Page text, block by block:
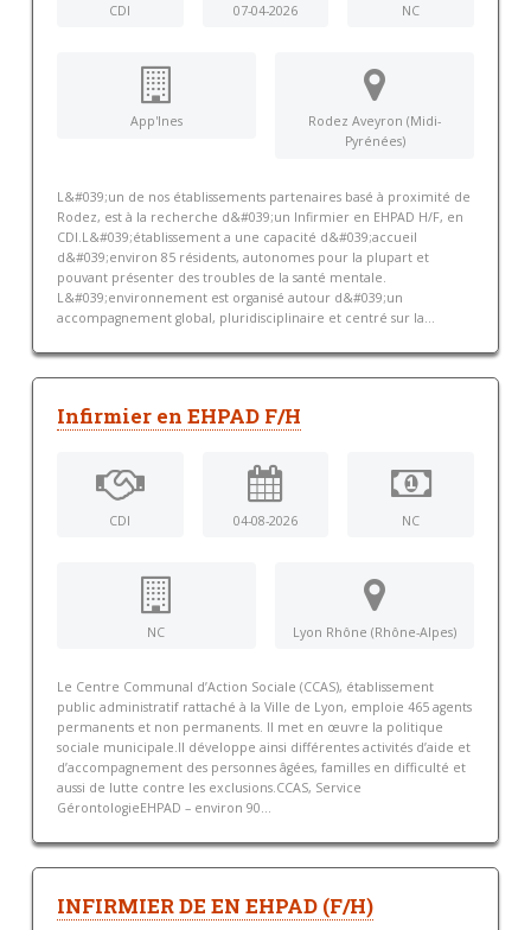
CDI 07-04-2026 NC
App'Ines
Rodez Aveyron (Midi-
Pyrénées)
L&#039;un de nos établissements partenaires basé à proximité de
Rodez, est à la recherche d&#039;un Infirmier en EHPAD H/F, en
CDI.L&#039;établissement a une capacité d&#039;accueil
d&#039;environ 85 résidents, autonomes pour la plupart et
pouvant présenter des troubles de la santé mentale.
L&#039;environnement est organisé autour d&#039;un
accompagnement global, pluridisciplinaire et centré sur la...
Infirmier en EHPAD F/H
CDI 04-08-2026 NC
NC Lyon Rhône (Rhône-Alpes)
Le Centre Communal d’Action Sociale (CCAS), établissement
public administratif rattaché à la Ville de Lyon, emploie 465 agents
permanents et non permanents. Il met en œuvre la politique
sociale municipale.Il développe ainsi différentes activités d’aide et
d’accompagnement des personnes âgées, familles en difficulté et
aussi de lutte contre les exclusions.CCAS, Service
GérontologieEHPAD – environ 90...
INFIRMIER DE EN EHPAD (F/H)